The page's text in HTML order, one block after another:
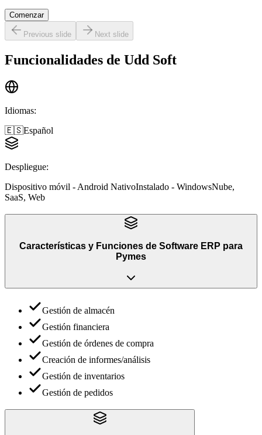
Comenzar
Previous slide Next slide
Funcionalidades de Udd Soft
Idiomas:
🇪🇸Español
Despliegue:
Dispositivo móvil - Android NativoInstalado - WindowsNube,
SaaS, Web
Características y Funciones de Software ERP para
Pymes
Gestión de almacén
Gestión financiera
Gestión de órdenes de compra
Creación de informes/análisis
Gestión de inventarios
Gestión de pedidos